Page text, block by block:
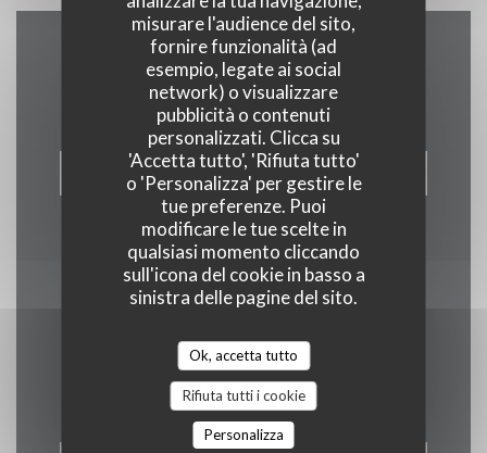
misurare l'audience del sito,
fornire funzionalità (ad
esempio, legate ai social
network) o visualizzare
pubblicità o contenuti
personalizzati. Clicca su
'Accetta tutto', 'Rifiuta tutto'
o 'Personalizza' per gestire le
tue preferenze. Puoi
modificare le tue scelte in
qualsiasi momento cliccando
sull'icona del cookie in basso a
sinistra delle pagine del sito.
Ok, accetta tutto
Rifiuta tutti i cookie
Personalizza
Contattaci
PRENOTA
Rimani informato
Iscriversi alla nostra newsletter per ricevere comunicazioni
personalizzate e offerte di marketing via e-mail.